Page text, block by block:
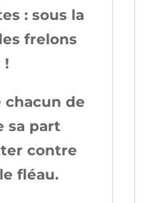
: sous la
frelons
!
chacun de
sa part
contre
fléau.